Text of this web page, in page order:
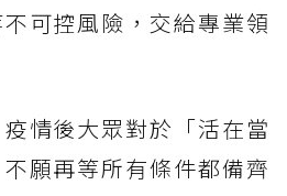
可控風險，交給專業領
情後大眾對於「活在當
願再等所有條件都備齊